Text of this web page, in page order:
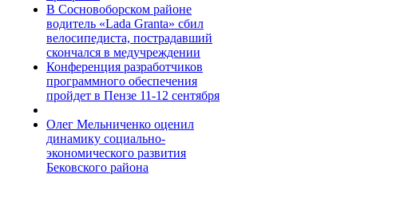
В Сосновоборском районе
водитель «Lada Granta» сбил
велосипедиста, пострадавший
скончался в медучреждении
Конференция разработчиков
программного обеспечения
пройдет в Пензе 11-12 сентября
Олег Мельниченко оценил
динамику социально-
экономического развития
Бековского района